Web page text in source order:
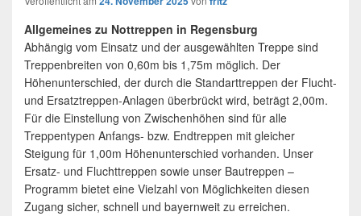
Allgemeines zu Nottreppen in Regensburg
Abhängig vom Einsatz und der ausgewählten Treppe sind
Treppenbreiten von 0,60m bis 1,75m möglich. Der
Höhenunterschied, der durch die Standarttreppen der Flucht-
und Ersatztreppen-Anlagen überbrückt wird, beträgt 2,00m.
Für die Einstellung von Zwischenhöhen sind für alle
Treppentypen Anfangs- bzw. Endtreppen mit gleicher
Steigung für 1,00m Höhenunterschied vorhanden. Unser
Ersatz- und Fluchttreppen sowie unser Bautreppen –
Programm bietet eine Vielzahl von Möglichkeiten diesen
Zugang sicher, schnell und bayernweit zu erreichen.